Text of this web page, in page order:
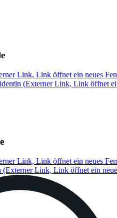
Link, Link öffnet ein neues
(Externer Link, Link öffnet
Link, Link öffnet ein neues
(Externer Link, Link öffnet ein